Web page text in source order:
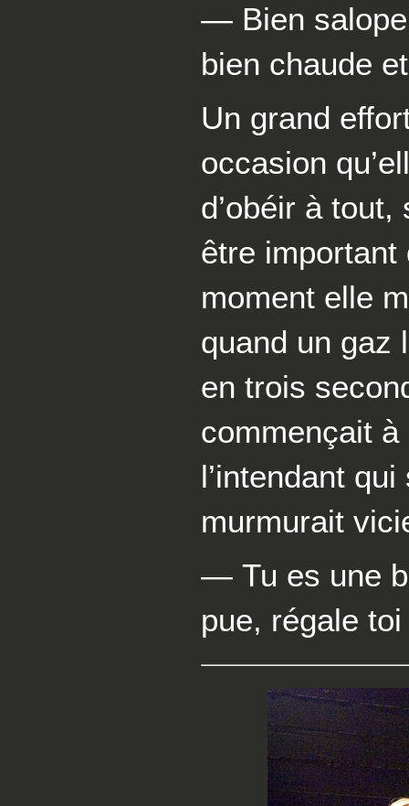
— Bien salope
bien chaude
Un grand
occasion
d’obéir à
être
moment elle
quand un gaz
en trois
commençait
l’intendant
murmurait
— Tu es une
pue, régale